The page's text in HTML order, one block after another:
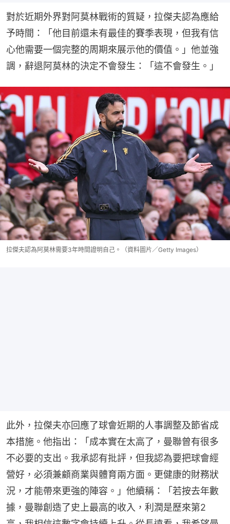
對於近期外界對阿莫林戰術的質疑，拉傑夫認為應給
予時間：「他目前還未有最佳的賽季表現，但我有信
心他需要一個完整的周期來展示他的價值。」他並強
調，辭退阿莫林的決定不會發生：「這不會發生。」
拉傑夫認為阿莫林需要3年時間證明自己。（資料圖片／Getty Images）
此外，拉傑夫亦回應了球會近期的人事調整及節省成
本措施。他指出：「成本實在太高了，曼聯曾有很多
不必要的支出。我承認有批評，但我認為要把球會經
營好，必須兼顧商業與體育兩方面。更健康的財務狀
況，才能帶來更強的陣容。」他續稱：「若按去年數
據，曼聯創造了史上最高的收入，利潤是歷來第2